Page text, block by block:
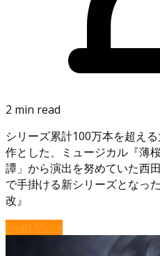
2 min read
シリーズ累計100万本を超え
作とした、ミュージカル『薄
譚」から演出を努めていた西
で手掛ける新シリーズとなっ
改』
Read More